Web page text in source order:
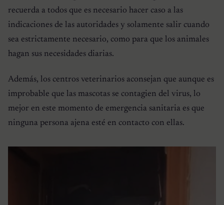
recuerda a todos que es necesario hacer caso a las
indicaciones de las autoridades y solamente salir cuando
sea estrictamente necesario, como para que los animales
hagan sus necesidades diarias.
Además, los centros veterinarios aconsejan que aunque es
improbable que las mascotas se contagien del virus, lo
mejor en este momento de emergencia sanitaria es que
ninguna persona ajena esté en contacto con ellas.